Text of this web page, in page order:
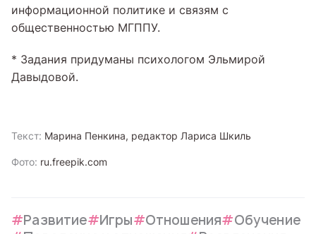
информационной политике и связям с
общественностью МГППУ.
* Задания придуманы психологом Эльмирой
Давыдовой.
Текст: Марина Пенкина, редактор Лариса Шкиль
Фото: ru.freepik.com
Развитие Игры Отношения
Обучение